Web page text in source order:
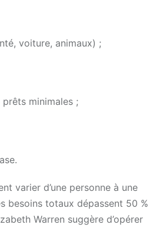
voiture, animaux) ;
minimales ;
varier d’une personne à une
besoins totaux dépassent 50 %
Warren suggère d’opérer